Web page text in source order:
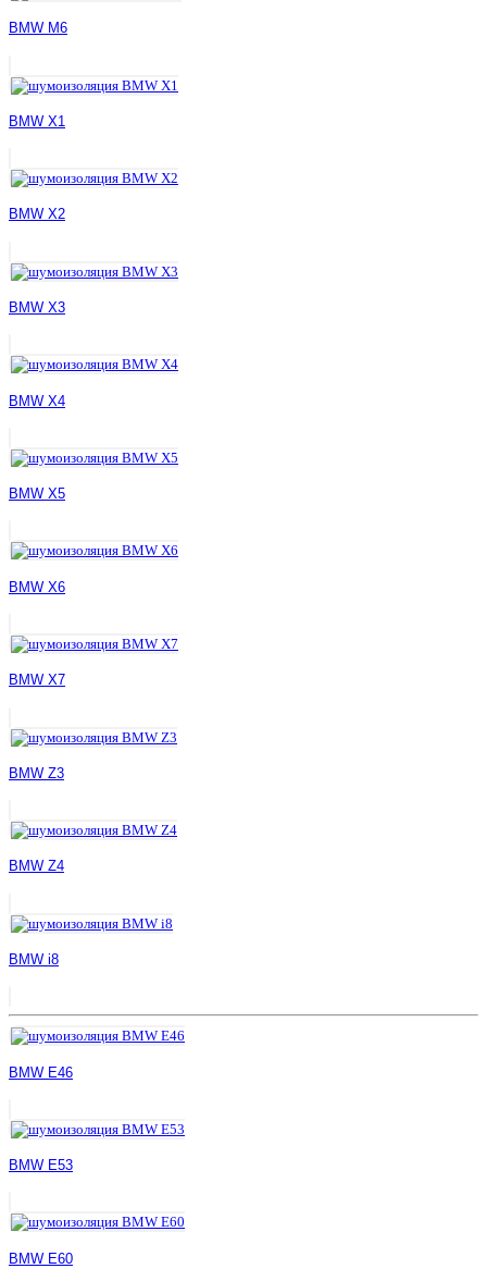
BMW M6
BMW X1
BMW X2
BMW X3
BMW X4
BMW X5
BMW X6
BMW X7
BMW Z3
BMW Z4
BMW i8
BMW E46
BMW E53
BMW E60